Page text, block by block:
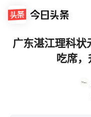
广东湛江理科
吃席